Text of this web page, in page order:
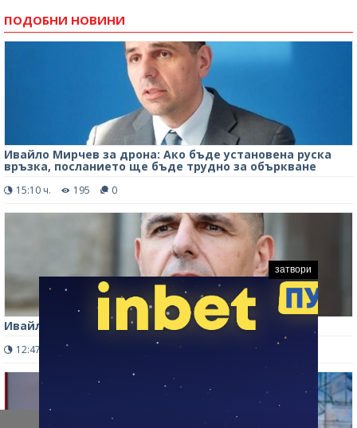
ПОДОБНИ НОВИНИ
Ивайло Мирчев за дрона: Ако бъде установена руска
връзка, посланието ще бъде трудно за объркване
15:10 ч. 195 0
Ивайло Мирчев прогнозира нови протести наесен
12:47 ч.
затвори